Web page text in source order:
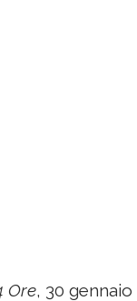
Ore, 30 gennaio